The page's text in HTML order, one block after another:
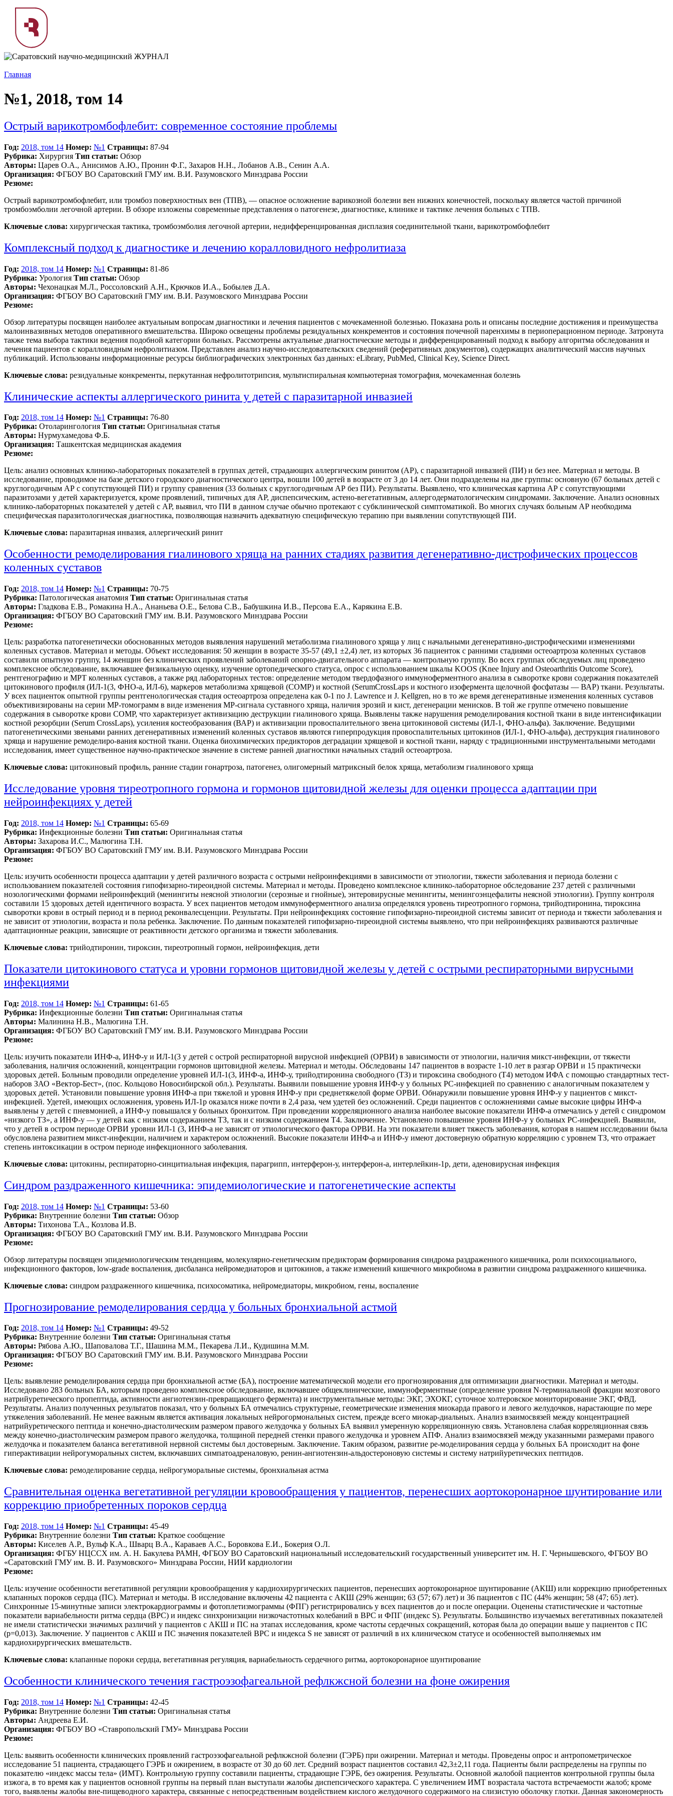
Главная
№1, 2018, том 14
Острый варикотромбофлебит: современное состояние проблемы
Год: 2018, том 14 Номер: №1 Страницы: 87-94
Рубрика: Хирургия Тип статьи: Обзор
Авторы: Царев О.А., Анисимов А.Ю., Пронин Ф.Г., Захаров Н.Н., Лобанов А.В., Сенин А.А.
Организация: ФГБОУ ВО Саратовский ГМУ им. В.И. Разумовского Минздрава России
Резюме:
Острый варикотромбофлебит, или тромбоз поверхностных вен (ТПВ), — опасное осложнение варикозной болезни вен нижних конечностей, поскольку является частой причиной
тромбоэмболии легочной артерии. В обзоре изложены современные представления о патогенезе, диагностике, клинике и тактике лечения больных с ТПВ.
Ключевые слова: хирургическая тактика, тромбоэмболия легочной артерии, недифференцированная дисплазия соединительной ткани, варикотромбофлебит
Комплексный подход к диагностике и лечению коралловидного нефролитиаза
Год: 2018, том 14 Номер: №1 Страницы: 81-86
Рубрика: Урология Тип статьи: Обзор
Авторы: Чехонацкая М.Л., Россоловский А.Н., Крючков И.А., Бобылев Д.А.
Организация: ФГБОУ ВО Саратовский ГМУ им. В.И. Разумовского Минздрава России
Резюме:
Обзор литературы посвящен наиболее актуальным вопросам диагностики и лечения пациентов с мочекаменной болезнью. Показана роль и описаны последние достижения и преимущества
малоинвазивных методов оперативного вмешательства. Широко освещены проблемы резидуальных конкрементов и состояния почечной паренхимы в периоперационном периоде. Затронута
также тема выбора тактики ведения подобной категории больных. Рассмотрены актуальные диагностические методы и дифференцированный подход к выбору алгоритма обследования и
лечения пациентов с коралловидным нефролитиазом. Представлен анализ научно-исследовательских сведений (реферативных документов), содержащих аналитический массив научных
публикаций. Использованы информационные ресурсы библиографических электронных баз данных: eLibrary, PubMed, Clinical Key, Science Direct.
Ключевые слова: резидуальные конкременты, перкутанная нефролитотрипсия, мультиспиральная компьютерная томография, мочекаменная болезнь
Клинические аспекты аллергического ринита у детей с паразитарной инвазией
Год: 2018, том 14 Номер: №1 Страницы: 76-80
Рубрика: Отоларингология Тип статьи: Оригинальная статья
Авторы: Нурмухамедова Ф.Б.
Организация: Ташкентская медицинская академия
Резюме:
Цель: анализ основных клинико-лабораторных показателей в группах детей, страдающих аллергическим ринитом (АР), с паразитарной инвазией (ПИ) и без нее. Материал и методы. В
исследование, проводимое на базе детского городского диагностического центра, вошли 100 детей в возрасте от 3 до 14 лет. Они подразделены на две группы: основную (67 больных детей с
круглогодичным АР с сопутствующей ПИ) и группу сравнения (33 больных с круглогодичным АР без ПИ). Результаты. Выявлено, что клиническая картина АР с сопутствующими
паразитозами у детей характеризуется, кроме проявлений, типичных для АР, диспепсическим, астено-вегетативным, аллергодерматологическим синдромами. Заключение. Анализ основных
клинико-лабораторных показателей у детей с АР, выявил, что ПИ в данном случае обычно протекают с субклинической симптоматикой. Во многих случаях больным АР необходима
специфическая паразитологическая диагностика, позволяющая назначить адекватную специфическую терапию при выявлении сопутствующей ПИ.
Ключевые слова: паразитарная инвазия, аллергический ринит
Особенности ремоделирования гиалинового хряща на ранних стадиях развития дегенеративно-дистрофических процессов
коленных суставов
Год: 2018, том 14 Номер: №1 Страницы: 70-75
Рубрика: Патологическая анатомия Тип статьи: Оригинальная статья
Авторы: Гладкова Е.В., Ромакина Н.А., Ананьева О.Е., Белова С.В., Бабушкина И.В., Персова Е.А., Карякина Е.В.
Организация: ФГБОУ ВО Саратовский ГМУ им. В.И. Разумовского Минздрава России
Резюме:
Цель: разработка патогенетически обоснованных методов выявления нарушений метаболизма гиалинового хряща у лиц с начальными дегенеративно-дистрофическими изменениями
коленных суставов. Материал и методы. Объект исследования: 50 женщин в возрасте 35-57 (49,1 ±2,4) лет, из которых 36 пациенток с ранними стадиями остеоартроза коленных суставов
составили опытную группу, 14 женщин без клинических проявлений заболеваний опорно-двигательного аппарата — контрольную группу. Во всех группах обследуемых лиц проведено
комплексное обследование, включавшее физикальную оценку, изучение ортопедического статуса, опрос с использованием шкалы KOOS (Knee Injury and Osteoarthritis Outcome Score),
рентгенографию и MPT коленных суставов, а также ряд лабораторных тестов: определение методом твердофазного иммуноферментного анализа в сыворотке крови содержания показателей
цитокинового профиля (ИЛ-1(3, ФНО-а, ИЛ-6), маркеров метаболизма хрящевой (СОМР) и костной (SerumCrossLaps и костного изофермента щелочной фосфатазы — ВАР) ткани. Результаты.
У всех пациенток опытной группы рентгенологическая стадия остеоартроза определена как 0-1 по J. Lawrence и J. Kellgren, но в то же время дегенеративные изменения коленных суставов
объективизированы на серии МР-томограмм в виде изменения МР-сигнала суставного хряща, наличия эрозий и кист, дегенерации менисков. В той же группе отмечено повышение
содержания в сыворотке крови СОМР, что характеризует активизацию деструкции гиалинового хряща. Выявлены также нарушения ремоделирования костной ткани в виде интенсификации
костной резорбции (Serum CrossLaps), усиления костеобразования (ВАР) и активизации провоспалительного звена цитокиновой системы (ИЛ-1, ФНО-альфа). Заключение. Ведущими
патогенетическими звеньями ранних дегенеративных изменений коленных суставов являются гиперпродукция провоспалительных цитокинов (ИЛ-1, ФНО-альфа), деструкция гиалинового
хряща и нарушение ремоделиро-вания костной ткани. Оценка биохимических предикторов деградации хрящевой и костной ткани, наряду с традиционными инструментальными методами
исследования, имеет существенное научно-практическое значение в системе ранней диагностики начальных стадий остеоартроза.
Ключевые слова: цитокиновый профиль, ранние стадии гонартроза, патогенез, олигомерный матриксный белок хряща, метаболизм гиалинового хряща
Исследование уровня тиреотропного гормона и гормонов щитовидной железы для оценки процесса адаптации при
нейроинфекциях у детей
Год: 2018, том 14 Номер: №1 Страницы: 65-69
Рубрика: Инфекционные болезни Тип статьи: Оригинальная статья
Авторы: Захарова И.С., Малюгина Т.Н.
Организация: ФГБОУ ВО Саратовский ГМУ им. В.И. Разумовского Минздрава России
Резюме:
Цель: изучить особенности процесса адаптации у детей различного возраста с острыми нейроинфекциями в зависимости от этиологии, тяжести заболевания и периода болезни с
использованием показателей состояния гипофизарно-тиреоидной системы. Материал и методы. Проведено комплексное клинико-лабораторное обследование 237 детей с различными
нозологическими формами нейроинфекций (менингиты неясной этиологии (серозные и гнойные), энтеровирусные менингиты, менингоэнцефалиты неясной этиологии). Группу контроля
составили 15 здоровых детей идентичного возраста. У всех пациентов методом иммуноферментного анализа определялся уровень тиреотропного гормона, трийодтиронина, тироксина
сыворотки крови в острый период и в период реконвалесценции. Результаты. При нейроинфекциях состояние гипофизарно-тиреоидной системы зависит от периода и тяжести заболевания и
не зависит от этиологии, возраста и пола ребенка. Заключение. По данным показателей гипофизарно-тиреоидной системы выявлено, что при нейроинфекциях развиваются различные
адаптационные реакции, зависящие от реактивности детского организма и тяжести заболевания.
Ключевые слова: трийодтиронин, тироксин, тиреотропный гормон, нейроинфекция, дети
Показатели цитокинового статуса и уровни гормонов щитовидной железы у детей с острыми респираторными вирусными
инфекциями
Год: 2018, том 14 Номер: №1 Страницы: 61-65
Рубрика: Инфекционные болезни Тип статьи: Оригинальная статья
Авторы: Малинина Н.В., Малюгина Т.Н.
Организация: ФГБОУ ВО Саратовский ГМУ им. В.И. Разумовского Минздрава России
Резюме:
Цель: изучить показатели ИНФ-а, ИНФ-у и ИЛ-1(3 у детей с острой респираторной вирусной инфекцией (ОРВИ) в зависимости от этиологии, наличия микст-инфекции, от тяжести
заболевания, наличия осложнений, концентрации гормонов щитовидной железы. Материал и методы. Обследованы 147 пациентов в возрасте 1-10 лет в разгар ОРВИ и 15 практически
здоровых детей. Больным проводили определение уровней ИЛ-1(3, ИНФ-а, ИНФ-у, трийодтиронина свободного (ТЗ) и тироксина свободного (Т4) методом ИФА с помощью стандартных тест-
наборов ЗАО «Вектор-Бест», (пос. Кольцово Новосибирской обл.). Результаты. Выявили повышение уровня ИНФ-у у больных PC-инфекцией по сравнению с аналогичным показателем у
здоровых детей. Установили повышение уровня ИНФ-а при тяжелой и уровня ИНФ-у при среднетяжелой форме ОРВИ. Обнаружили повышение уровня ИНФ-у у пациентов с микст-
инфекцией. Удетей, имеющих осложнения, уровень ИЛ-1р оказался ниже почти в 2,4 раза, чем удетей без осложнений. Среди пациентов с осложнениями самые высокие цифры ИНФ-а
выявлены у детей с пневмонией, а ИНФ-у повышался у больных бронхитом. При проведении корреляционного анализа наиболее высокие показатели ИНФ-а отмечались у детей с синдромом
«низкого ТЗ», а ИНФ-у — у детей как с низким содержанием ТЗ, так и с низким содержанием Т4. Заключение. Установлено повышение уровня ИНФ-у у больных PC-инфекцией. Выявили,
что у детей в остром периоде ОРВИ уровни ИЛ-1 (3, ИНФ-а не зависят от этиологического фактора ОРВИ. На эти показатели влияет тяжесть заболевания, которая в нашем исследовании была
обусловлена развитием микст-инфекции, наличием и характером осложнений. Высокие показатели ИНФ-а и ИНФ-у имеют достоверную обратную корреляцию с уровнем ТЗ, что отражает
степень интоксикации в остром периоде инфекционного заболевания.
Ключевые слова: цитокины, респираторно-синцитиальная инфекция, парагрипп, интерферон-у, интерферон-а, интерлейкин-1р, дети, аденовирусная инфекция
Синдром раздраженного кишечника: эпидемиологические и патогенетические аспекты
Год: 2018, том 14 Номер: №1 Страницы: 53-60
Рубрика: Внутренние болезни Тип статьи: Обзор
Авторы: Тихонова Т.А., Козлова И.В.
Организация: ФГБОУ ВО Саратовский ГМУ им. В.И. Разумовского Минздрава России
Резюме:
Обзор литературы посвящен эпидемиологическим тенденциям, молекулярно-генетическим предикторам формирования синдрома раздраженного кишечника, роли психосоциального,
инфекционного факторов, low-grade воспаления, дисбаланса нейромедиаторов и цитокинов, а также изменений кишечного микробиома в развитии синдрома раздраженного кишечника.
Ключевые слова: синдром раздраженного кишечника, психосоматика, нейромедиаторы, микробиом, гены, воспаление
Прогнозирование ремоделирования сердца у больных бронхиальной астмой
Год: 2018, том 14 Номер: №1 Страницы: 49-52
Рубрика: Внутренние болезни Тип статьи: Оригинальная статья
Авторы: Рябова А.Ю., Шаповалова Т.Г., Шашина М.М., Пекарева Л.И., Кудишина М.М.
Организация: ФГБОУ ВО Саратовский ГМУ им. В.И. Разумовского Минздрава России
Резюме:
Цель: выявление ремоделирования сердца при бронхиальной астме (БА), построение математической модели его прогнозирования для оптимизации диагностики. Материал и методы.
Исследовано 283 больных БА, которым проведено комплексное обследование, включавшее общеклинические, иммуноферментные (определение уровня N-терминальной фракции мозгового
натрийуретического пропептида, активности ангиотензин-превращающего фермента) и инструментальные методы: ЭКГ, ЭХОКГ, суточное холтеровское мониторирование ЭКГ, ФВД.
Результаты. Анализ полученных результатов показал, что у больных БА отмечались структурные, геометрические изменения миокарда правого и левого желудочков, нарастающие по мере
утяжеления заболеваний. Не менее важным является активация локальных нейрогормональных систем, прежде всего миокар-диальных. Анализ взаимосвязей между концентрацией
натрийуретического пептида и конечно-диастолическим размером правого желудочка у больных БА выявил умеренную корреляционную связь. Установлена слабая корреляционная связь
между конечно-диастолическим размером правого желудочка, толщиной передней стенки правого желудочка и уровнем АПФ. Анализ взаимосвязей между указанными размерами правого
желудочка и показателем баланса вегетативной нервной системы был достоверным. Заключение. Таким образом, развитие ре-моделирования сердца у больных БА происходит на фоне
гиперактивации нейрогуморальных систем, включавших симпатоадреналовую, ренин-ангиотензин-альдостероновую системы и систему натрийуретических пептидов.
Ключевые слова: ремоделирование сердца, нейрогуморальные системы, бронхиальная астма
Сравнительная оценка вегетативной регуляции кровообращения у пациентов, перенесших аортокоронарное шунтирование или
коррекцию приобретенных пороков сердца
Год: 2018, том 14 Номер: №1 Страницы: 45-49
Рубрика: Внутренние болезни Тип статьи: Краткое сообщение
Авторы: Киселев А.Р., Вульф К.А., Шварц В.А., Караваев А.С., Боровкова Е.И., Бокерия О.Л.
Организация: ФГБУ НЦССХ им. А. Н. Бакулева РАМН, ФГБОУ ВО Саратовский национальный исследовательский государственный университет им. Н. Г. Чернышевского, ФГБОУ ВО
«Саратовский ГМУ им. В. И. Разумовского» Минздрава России, НИИ кардиологии
Резюме:
Цель: изучение особенности вегетативной регуляции кровообращения у кардиохирургических пациентов, перенесших аортокоронарное шунтирование (АКШ) или коррекцию приобретенных
клапанных пороков сердца (ПС). Материал и методы. В исследование включены 42 пациента с АКШ (29% женщин; 63 (57; 67) лет) и 36 пациентов с ПС (44% женщин; 58 (47; 65) лет).
Синхронные 15-минутные записи электрокардиограммы и фотоплетизмограммы (ФПГ) регистрировались у всех пациентов до и после операции. Оценены статистические и частотные
показатели вариабельности ритма сердца (ВРС) и индекс синхронизации низкочастотных колебаний в ВРС и ФПГ (индекс S). Результаты. Большинство изучаемых вегетативных показателей
не имели статистически значимых различий у пациентов с АКШ и ПС на этапах исследования, кроме частоты сердечных сокращений, которая была до операции выше у пациентов с ПС
(р=0,013). Заключение. У пациентов с АКШ и ПС значения показателей ВРС и индекса S не зависят от различий в их клиническом статусе и особенностей выполняемых им
кардиохирургических вмешательств.
Ключевые слова: клапанные пороки сердца, вегетативная регуляция, вариабельность сердечного ритма, аортокоронарное шунтирование
Особенности клинического течения гастроэзофагеальной рефлкжсной болезни на фоне ожирения
Год: 2018, том 14 Номер: №1 Страницы: 42-45
Рубрика: Внутренние болезни Тип статьи: Оригинальная статья
Авторы: Андреева Е.И.
Организация: ФГБОУ ВО «Ставропольский ГМУ» Минздрава России
Резюме:
Цель: выявить особенности клинических проявлений гастроэзофагеальной рефлкжсной болезни (ГЭРБ) при ожирении. Материал и методы. Проведены опрос и антропометрическое
исследование 51 пациента, страдающего ГЭРБ и ожирением, в возрасте от 30 до 60 лет. Средний возраст пациентов составил 42,3±2,11 года. Пациенты были распределены на группы по
показателю «индекс массы тела» (ИМТ). Контрольную группу составили пациенты, страдающие ГЭРБ, без ожирения. Результаты. Основной жалобой пациентов контрольной группы была
изжога, в то время как у пациентов основной группы на первый план выступали жалобы диспепсического характера. С увеличением ИМТ возрастала частота встречаемости жалоб; кроме
того, выявлены жалобы вне-пищеводного характера, связанные с непосредственным воздействием кислого желудочного содержимого на слизистую оболочку глотки. Данная закономерность